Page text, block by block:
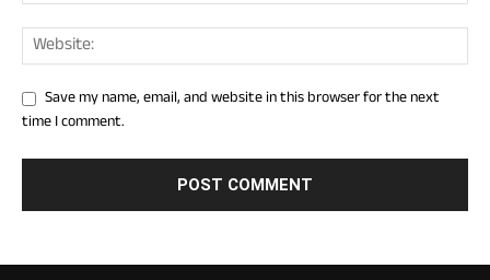
Save my name, email, and website in this browser for the next
time I comment.